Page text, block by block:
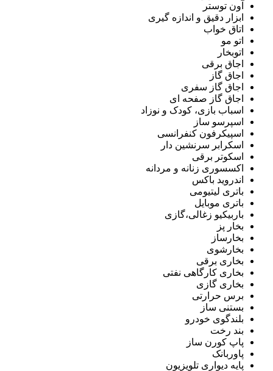
آون توستر
ابزار دقیق و اندازه گیری
اتاق خواب
اتو مو
اتوبخار
اجاق برقی
اجاق گاز
اجاق گاز سفری
اجاق گاز صفحه ای
اسباب بازی، کودک و نوزاد
اسپرسو ساز
اسپیکرفون کنفرانسی
اسکرابر سرنشین دار
اسکوتر برقی
اکسسوری زنانه و مردانه
اندروید باکس
باتری لیتیومی
باتری موبایل
باربیکیو زغالی،گازی
بخار پز
بخارساز
بخارشوی
بخاری برقی
بخاری کارگاهی نفتی
بخاری گازی
برس حرارتی
بستنی ساز
بلندگوی خودرو
بند رخت
پاپ کورن ساز
پاوربانک
پایه دیواری تلویزیون